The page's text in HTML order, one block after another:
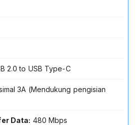
2.0 to USB Type-C
3A (Mendukung pengisian
Data: 480 Mbps